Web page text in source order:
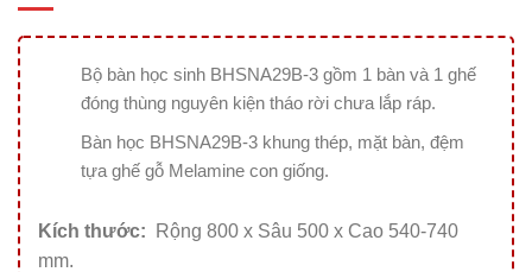
Bộ bàn học sinh BHSNA29B-3 gồm 1 bàn và 1 ghế
đóng thùng nguyên kiện tháo rời chưa lắp ráp.
Bàn học BHSNA29B-3 khung thép, mặt bàn, đệm
tựa ghế gỗ Melamine con giống.
Kích thước:
Rộng 800 x Sâu 500 x Cao 540-740
mm.